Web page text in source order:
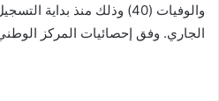
والوفيات (40) وذلك منذ
الجاري. وفق إحصائيات المركز